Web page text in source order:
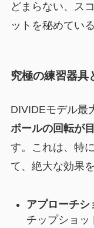
どまらない、ス
ットを秘めてい
究極の練習器具
DIVIDEモデル最
ボールの回転が
す。これは、特
て、絶大な効果
アプローチシ
チップショッ